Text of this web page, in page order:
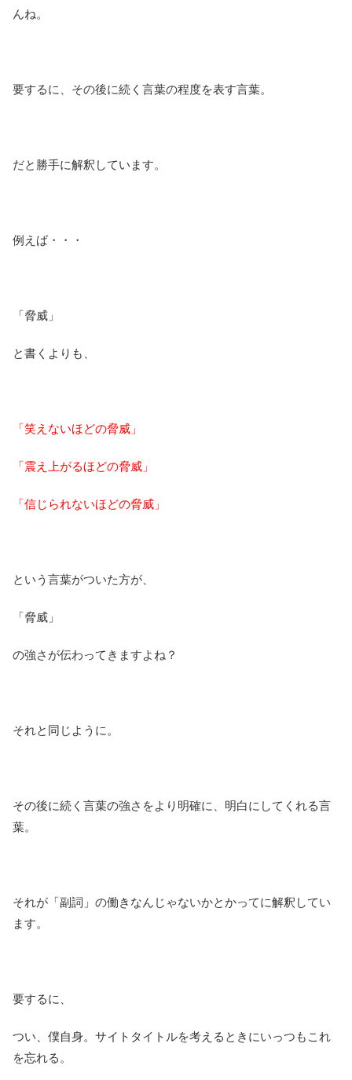
んね。
要するに、その後に続く言葉の程度を表す言葉。
だと勝手に解釈しています。
例えば・・・
「脅威」
と書くよりも、
「笑えないほどの脅威」
「震え上がるほどの脅威」
「信じられないほどの脅威」
という言葉がついた方が、
「脅威」
の強さが伝わってきますよね？
それと同じように。
その後に続く言葉の強さをより明確に、明白にしてくれる言
葉。
それが「副詞」の働きなんじゃないかとかってに解釈してい
ます。
要するに、
つい、僕自身。サイトタイトルを考えるときにいっつもこれ
を忘れる。